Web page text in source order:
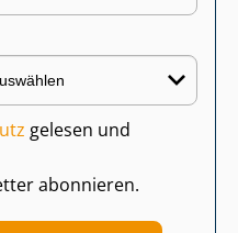
gelesen und
abonnieren.